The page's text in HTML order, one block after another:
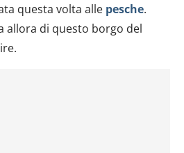
questa volta alle pesche.
allora di questo borgo del